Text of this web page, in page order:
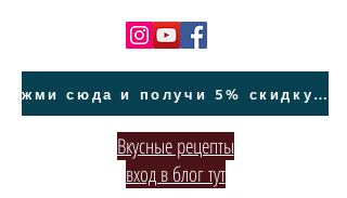
жми сюда и получи 5% скидку на покупку авто на Кипре и автообслуживание
Вкусные рецепты
вход в блог тут